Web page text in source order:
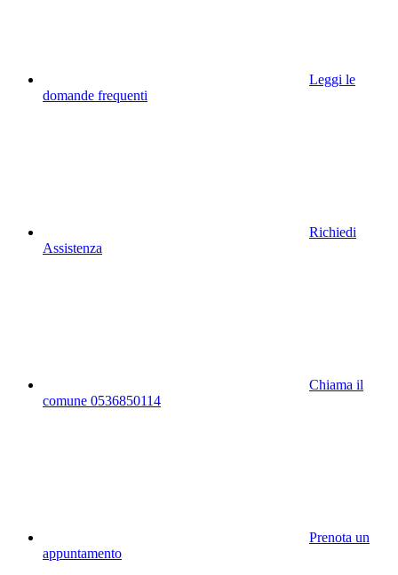
Leggi le
domande frequenti
Richiedi
Assistenza
Chiama il
comune 0536850114
Prenota un
appuntamento